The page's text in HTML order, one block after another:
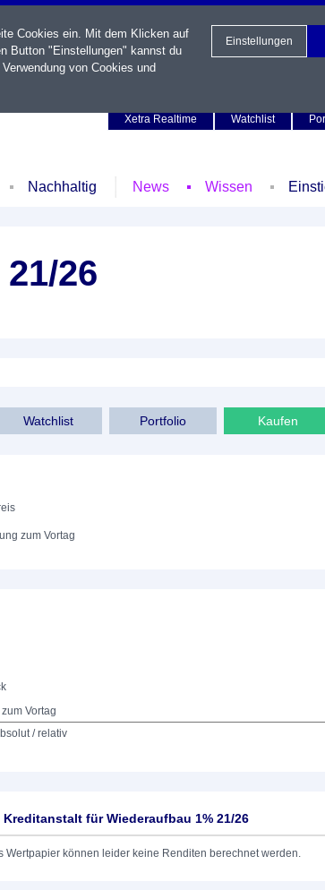
Xetra Realtime
Watchlist
Nachhaltig News Wissen
26
Kaufen
Portfolio
Watchlist
zum Vortag
Vortag
/ relativ
Kreditanstalt für Wiederaufbau 1% 21/26
Wertpapier können leider keine Renditen berechnet werden.
Cookies ein. Mit dem Klicken auf
Button "Einstellungen" kannst du
von Cookies und
Einstellungen